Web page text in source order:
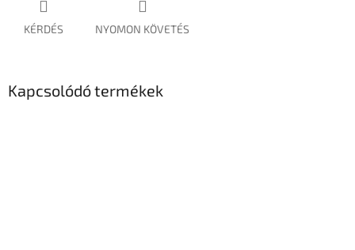
KÉRDÉS NYOMON KÖVETÉS
Kapcsolódó termékek